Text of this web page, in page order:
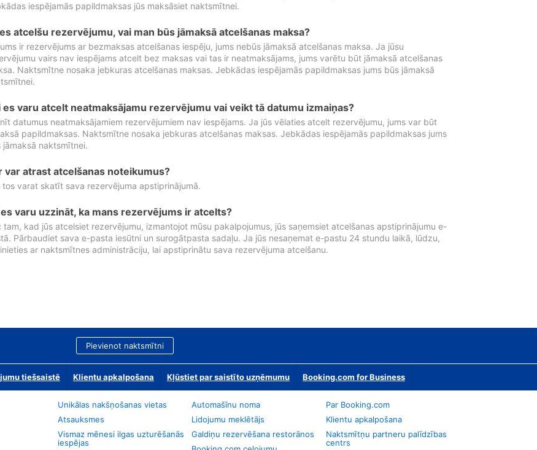
iespējamās papildmaksas jūs maksāsiet naktsmītnei.
atcelšu rezervējumu, vai man būs jāmaksā atcelšanas maksa?
ir rezervējums ar bezmaksas atcelšanas iespēju, jums nebūs jāmaksā atcelšanas maksa. Ja jūsu
vairs nav iespējams atcelt bez maksas vai tas ir neatmaksājams, jums varētu būt jāmaksā atcelšanas
Naktsmītne nosaka jebkuras atcelšanas maksas. Jebkādas iespējamās papildmaksas jums būs jāmaksā
es varu atcelt neatmaksājamu rezervējumu vai veikt tā datumu izmaiņas?
datumus neatmaksājamiem rezervējumiem nav iespējams. Ja jūs vēlaties atcelt rezervējumu, jums var būt
papildmaksas. Naktsmītne nosaka jebkuras atcelšanas maksas. Jebkādas iespējamās papildmaksas jums
jāmaksā naktsmītnei.
var atrast atcelšanas noteikumus?
tos varat skatīt sava rezervējuma apstiprinājumā.
es varu uzzināt, ka mans rezervējums ir atcelts?
tam, kad jūs atcelsiet rezervējumu, izmantojot mūsu pakalpojumus, jūs saņemsiet atcelšanas apstiprinājumu e-
Pārbaudiet sava e-pasta iesūtni un surogātpasta sadaļu. Ja jūs nesaņemat e-pastu 24 stundu laikā, lūdzu,
ar naktsmītnes administrāciju, lai apstiprinātu sava rezervējuma atcelšanu.
Pievienot naktsmītni
tiešsaistē Klientu apkalpošana Kļūstiet par saistīto uzņēmumu Booking.com for Business
Unikālas nakšņošanas vietas
Atsauksmes
Vismaz mēnesi ilgas uzturēšanās
iespējas
Automašīnu noma
Lidojumu meklētājs
Galdiņu rezervēšana restorānos
Par Booking.com
Klientu apkalpošana
Naktsmītņu partneru palīdzības
centrs